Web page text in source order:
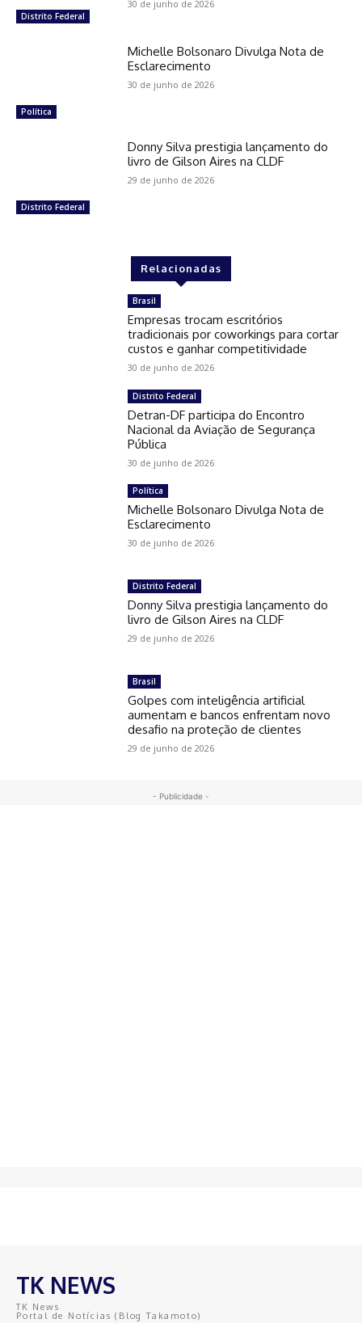
Distrito Federal
30 de junho de 2026
Política
Michelle Bolsonaro Divulga Nota de
Esclarecimento
30 de junho de 2026
Distrito Federal
Donny Silva prestigia lançamento do
livro de Gilson Aires na CLDF
29 de junho de 2026
Relacionadas
Brasil
Empresas trocam escritórios
tradicionais por coworkings para cortar
custos e ganhar competitividade
30 de junho de 2026
Distrito Federal
Detran-DF participa do Encontro
Nacional da Aviação de Segurança
Pública
30 de junho de 2026
Política
Michelle Bolsonaro Divulga Nota de
Esclarecimento
30 de junho de 2026
Distrito Federal
Donny Silva prestigia lançamento do
livro de Gilson Aires na CLDF
29 de junho de 2026
Brasil
Golpes com inteligência artificial
aumentam e bancos enfrentam novo
desafio na proteção de clientes
29 de junho de 2026
- Publicidade -
TK NEWS
TK News
Portal de Notícias (Blog Takamoto)